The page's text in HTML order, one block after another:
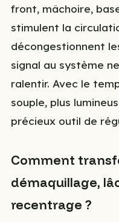
front, mâchoire,
stimulent la
décongestionnent
signal au système
ralentir. Avec le
souple, plus
précieux outil de
Comment
démaquillage,
recentrage ?